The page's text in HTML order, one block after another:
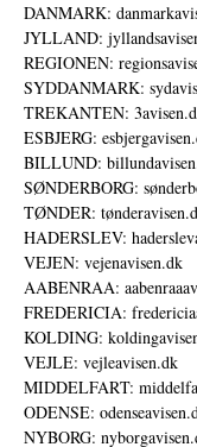
DANMARK:
JYLLAND:
REGIONEN:
SYDDANMARK:
TREKANTEN:
ESBJERG:
BILLUND:
SØNDERBORG:
TØNDER:
HADERSLEV:
VEJEN: vejenavisen.dk
AABENRAA:
FREDERICIA:
KOLDING:
VEJLE: vejleavisen.dk
MIDDELFART:
ODENSE:
NYBORG: